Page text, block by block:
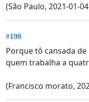
(São Paulo, 2021-01-
#190
Porque tô cansada
quem trabalha a
(Francisco morato,